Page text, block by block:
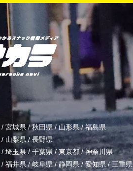
/ 宮城県 /秋田県 /山形県/福島県
/ 山梨県/長野県
/ 埼玉県/ 千葉県 /東京都/神奈川県
/ 福井県/岐阜県/静岡県/ 愛知県 / 三重県